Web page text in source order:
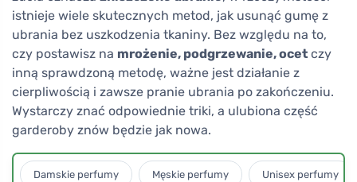
istnieje wiele skutecznych metod, jak usunąć gumę z
ubrania bez uszkodzenia tkaniny. Bez względu na to,
czy postawisz na mrożenie, podgrzewanie, ocet czy
inną sprawdzoną metodę, ważne jest działanie z
cierpliwością i zawsze pranie ubrania po zakończeniu.
Wystarczy znać odpowiednie triki, a ulubiona część
garderoby znów będzie jak nowa.
Damskie perfumy Męskie perfumy Unisex perfumy